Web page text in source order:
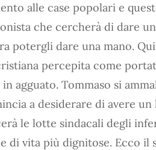
alle case popolari e
che cercherà di dare
potergli dare una mano.
percepita come
agguato. Tommaso si
a desiderare di avere un
le lotte sindacali degli
di vita più dignitose. Ecco il